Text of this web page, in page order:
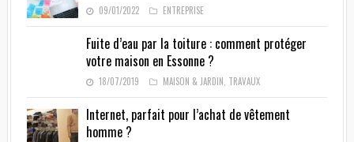
09/01/2022 ENTREPRISE
Fuite d’eau par la toiture : comment protéger
votre maison en Essonne ?
18/07/2019 MAISON & JARDIN TRAVAUX
Internet, parfait pour l’achat de vêtement
homme ?